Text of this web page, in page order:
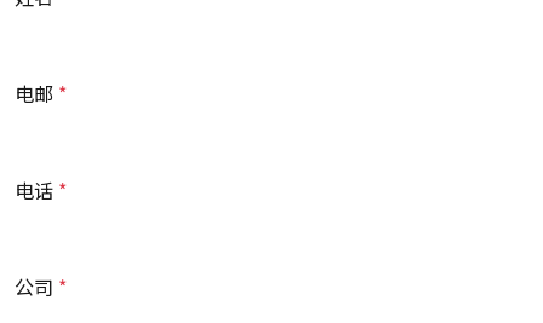
电邮
电话
公司